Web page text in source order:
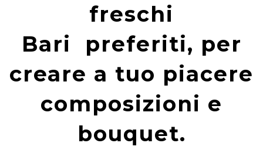
freschi
Bari preferiti, per
creare a tuo piacere
composizioni e
bouquet.